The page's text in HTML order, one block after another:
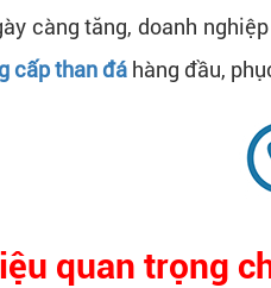
càng tăng, doanh
cấp than đá hàng đầu,
quan trọng